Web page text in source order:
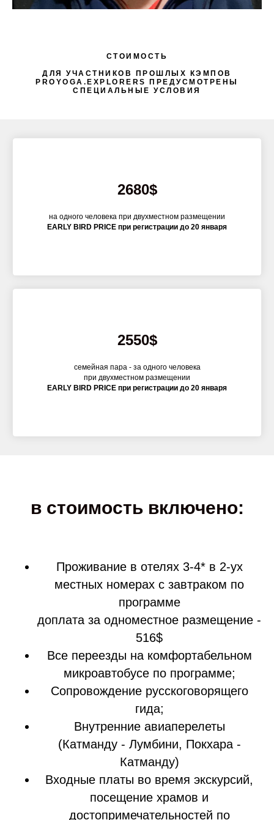
СТОИМОСТЬ
ДЛЯ УЧАСТНИКОВ ПРОШЛЫХ КЭМПОВ
PROYOGA.EXPLORERS ПРЕДУСМОТРЕНЫ
СПЕЦИАЛЬНЫЕ УСЛОВИЯ
2680$
на одного человека при двухместном размещении
EARLY BIRD PRICE при регистрации до 20 января
2550$
семейная пара - за одного человека
при двухместном размещении
EARLY BIRD PRICE при регистрации до 20 января
в стоимость включено:
Проживание в отелях 3-4* в 2-ух
местных номерах с завтраком по
программе
доплата за одноместное размещение -
516$
Все переезды на комфортабельном
микроавтобусе по программе;
Сопровождение русскоговорящего
гида;
Внутренние авиаперелеты
(Катманду - Лумбини, Покхара -
Катманду)
Входные платы во время экскурсий,
посещение храмов и
достопримечательностей по